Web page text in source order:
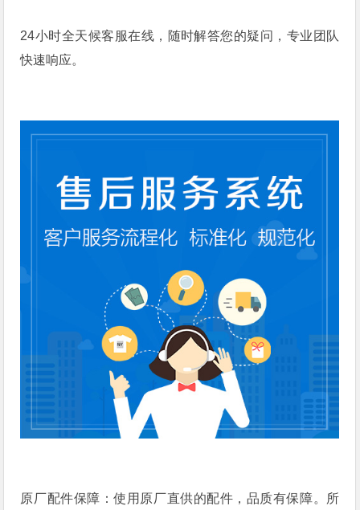
24小时全天候客服在线，随时解答您的疑问，专业团队
快速响应。
原厂配件保障：使用原厂直供的配件，品质有保障。所